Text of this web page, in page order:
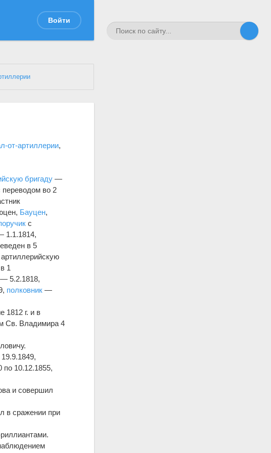
Войти
от-артиллерии,
бригаду —
во 2
Бауцен,
с
1.1.1814,
в 5
1
5.2.1818,
полковник —
1812 г. и в
Св. Владимира 4
по 10.12.1855,
и совершил
в сражении при